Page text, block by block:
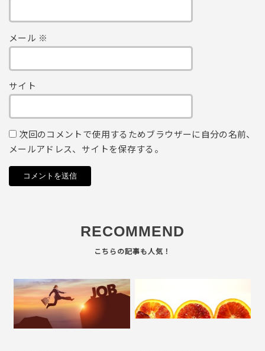
メール ※
サイト
次回のコメントで使用するためブラウザーに自分の名前、
メールアドレス、サイトを保存する。
RECOMMEND